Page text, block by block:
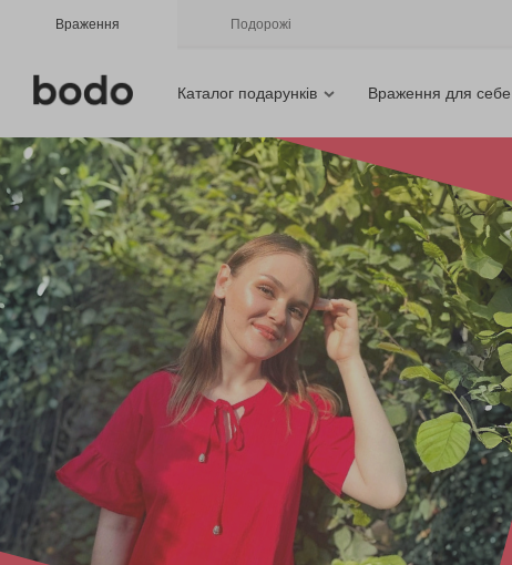
Враження Подорожі
Каталог подарунків Враження для себе